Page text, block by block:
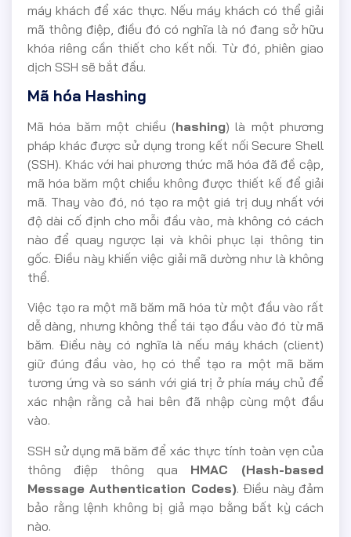
máy khách để xác thực. Nếu máy khách có thể giải
mã thông điệp, điều đó có nghĩa là nó đang sở hữu
khóa riêng cần thiết cho kết nối. Từ đó, phiên giao
dịch SSH sẽ bắt đầu.
Mã hóa Hashing
Mã hóa băm một chiều (hashing) là một phương
pháp khác được sử dụng trong kết nối Secure Shell
(SSH). Khác với hai phương thức mã hóa đã đề cập,
mã hóa băm một chiều không được thiết kế để giải
mã. Thay vào đó, nó tạo ra một giá trị duy nhất với
độ dài cố định cho mỗi đầu vào, mà không có cách
nào để quay ngược lại và khôi phục lại thông tin
gốc. Điều này khiến việc giải mã dường như là không
thể.
Việc tạo ra một mã băm mã hóa từ một đầu vào rất
dễ dàng, nhưng không thể tái tạo đầu vào đó từ mã
băm. Điều này có nghĩa là nếu máy khách (client)
giữ đúng đầu vào, họ có thể tạo ra một mã băm
tương ứng và so sánh với giá trị ở phía máy chủ để
xác nhận rằng cả hai bên đã nhập cùng một đầu
vào.
SSH sử dụng mã băm để xác thực tính toàn vẹn của
thông điệp thông qua HMAC (Hash-based
Message Authentication Codes). Điều này đảm
bảo rằng lệnh không bị giả mạo bằng bất kỳ cách
nào.